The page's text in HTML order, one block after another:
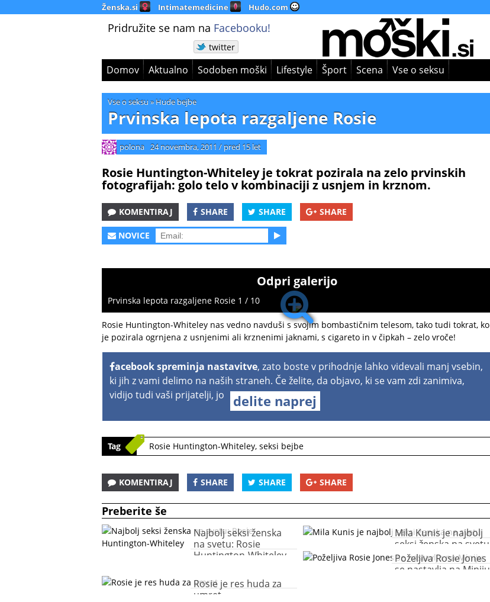
Ženska.si Intimatemedicine Hudo.com
Pridružite se nam na Facebooku!
twitter
Domov Aktualno Sodoben moški Lifestyle Šport Scena Vse o seksu
Vse o seksu » Hude bejbe
Prvinska lepota razgaljene Rosie
polona 24 novembra, 2011 / pred 15 let
Rosie Huntington-Whiteley je tokrat pozirala na zelo prvinskih
fotografijah: golo telo v kombinaciji z usnjem in krznom.
KOMENTIRAJ SHARE SHARE SHARE
NOVICE
Odpri galerijo
Prvinska lepota razgaljene Rosie 1 / 10
Rosie Huntington-Whiteley nas vedno navduši s svojim bombastičnim telesom, tako tudi tokrat, ko
je pozirala ogrnjena z usnjenimi ali krznenimi jaknami, s cigareto in v čipkah – zelo vroče!
acebook spreminja nastavitve, zato boste v prihodnje lahko videvali manj vsebin,
ki jih z vami delimo na naših straneh. Če želite, da objavo, ki se vam zdi zanimiva,
vidijo tudi vaši prijatelji, jo
delite naprej
Tag Rosie Huntington-Whiteley, seksi bejbe
KOMENTIRAJ SHARE SHARE SHARE
Preberite še
Najbolj seksi ženska
na svetu: Rosie
Huntington-Whiteley
Mila Kunis je najbolj
seksi ženska na svetu
Poželjiva Rosie Jones
se nastavlja na Miniju
Rosie je res huda za
umret